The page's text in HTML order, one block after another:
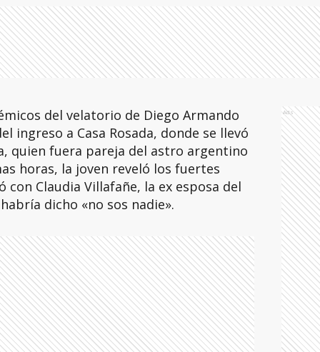
del velatorio de Diego Armando
ingreso a Casa Rosada, donde se llevó
quien fuera pareja del astro argentino
horas, la joven reveló los fuertes
con Claudia Villafañe, la ex esposa del
dicho «no sos nadie».
Ads